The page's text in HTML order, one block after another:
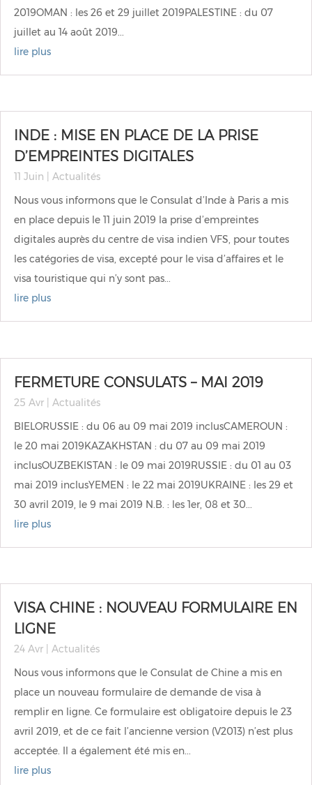
2019OMAN : les 26 et 29 juillet 2019PALESTINE : du 07
juillet au 14 août 2019...
lire plus
INDE : MISE EN PLACE DE LA PRISE
D’EMPREINTES DIGITALES
11 Juin
Actualités
Nous vous informons que le Consulat d’Inde à Paris a mis
en place depuis le 11 juin 2019 la prise d’empreintes
digitales auprès du centre de visa indien VFS, pour toutes
les catégories de visa, excepté pour le visa d’affaires et le
visa touristique qui n’y sont pas...
lire plus
FERMETURE CONSULATS – MAI 2019
25 Avr
Actualités
BIELORUSSIE : du 06 au 09 mai 2019 inclusCAMEROUN :
le 20 mai 2019KAZAKHSTAN : du 07 au 09 mai 2019
inclusOUZBEKISTAN : le 09 mai 2019RUSSIE : du 01 au 03
mai 2019 inclusYEMEN : le 22 mai 2019UKRAINE : les 29 et
30 avril 2019, le 9 mai 2019 N.B. : les 1er, 08 et 30...
lire plus
VISA CHINE : NOUVEAU FORMULAIRE EN
LIGNE
24 Avr
Actualités
Nous vous informons que le Consulat de Chine a mis en
place un nouveau formulaire de demande de visa à
remplir en ligne. Ce formulaire est obligatoire depuis le 23
avril 2019, et de ce fait l’ancienne version (V2013) n’est plus
acceptée. Il a également été mis en...
lire plus